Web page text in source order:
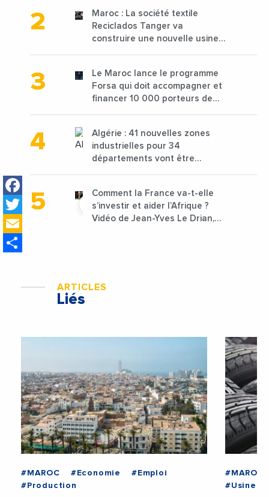
Facebook
Twitter
Maroc : La société textile
Reciclados Tanger va
construire une nouvelle usine
Le Maroc lance le programme
Forsa qui doit accompagner et
financer 10 000 porteurs de
Algérie : 41 nouvelles zones
industrielles pour 34
départements vont être
Comment la France va-t-elle
s’investir et aider l’Afrique ?
Vidéo de Jean-Yves Le Drian,
ARTICLES
Liés
#MAROC #Economie
#Emploi
#Production
#MAROC
#Usine